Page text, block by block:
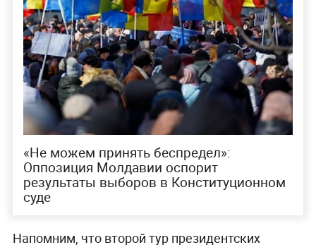
«Не можем принять беспредел»:
Оппозиция Молдавии оспорит
результаты выборов в Конституционном
суде
Напомним, что второй тур президентских